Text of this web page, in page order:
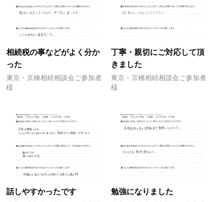
相続税の事などがよく分か
った
東京・京橋相続相談会ご参加者
様
丁寧・親切にご対応して頂
きました
東京・京橋相続相談会ご参加者
様
話しやすかったです 勉強になりました